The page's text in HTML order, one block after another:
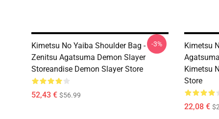
Kimetsu No Yaiba Shoulder Bag -
Zenitsu Agatsuma Demon Slayer
Storeandise Demon Slayer Store
52,43 € $56.99
-3%
Kimetsu
Kimetsu
Store
22,08 €